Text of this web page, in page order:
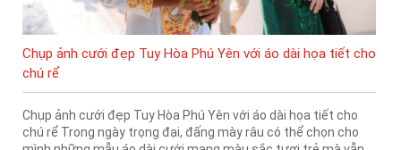
Chụp ảnh cưới đẹp Tuy Hòa Phú Yên với áo dài họa tiết cho
chú rể
Chụp ảnh cưới đẹp Tuy Hòa Phú Yên với áo dài họa tiết cho
chú rể Trong ngày trọng đại, đấng mày râu có thể chọn cho